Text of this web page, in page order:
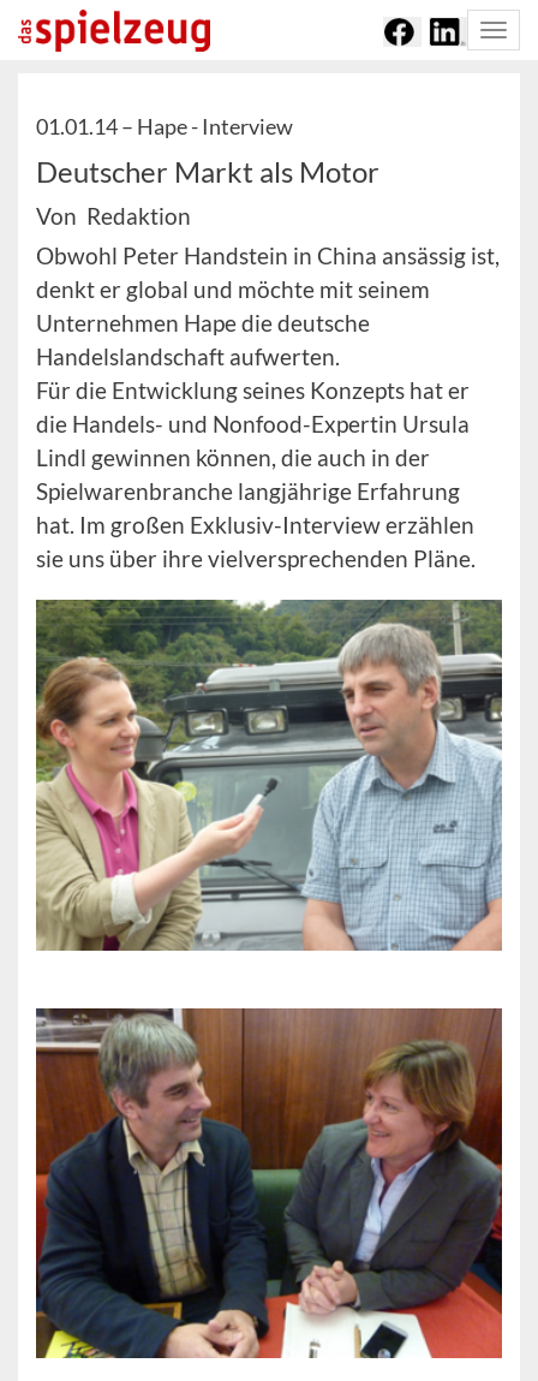
01.01.14 – Hape - Interview
Deutscher Markt als Motor
Von Redaktion
Obwohl Peter Handstein in China ansässig ist,
denkt er global und möchte mit seinem
Unternehmen Hape die deutsche
Handelslandschaft aufwerten.
Für die Entwicklung seines Konzepts hat er
die Handels- und Nonfood-Expertin Ursula
Lindl gewinnen können, die auch in der
Spielwarenbranche langjährige Erfahrung
hat. Im großen Exklusiv-Interview erzählen
sie uns über ihre vielversprechenden Pläne.